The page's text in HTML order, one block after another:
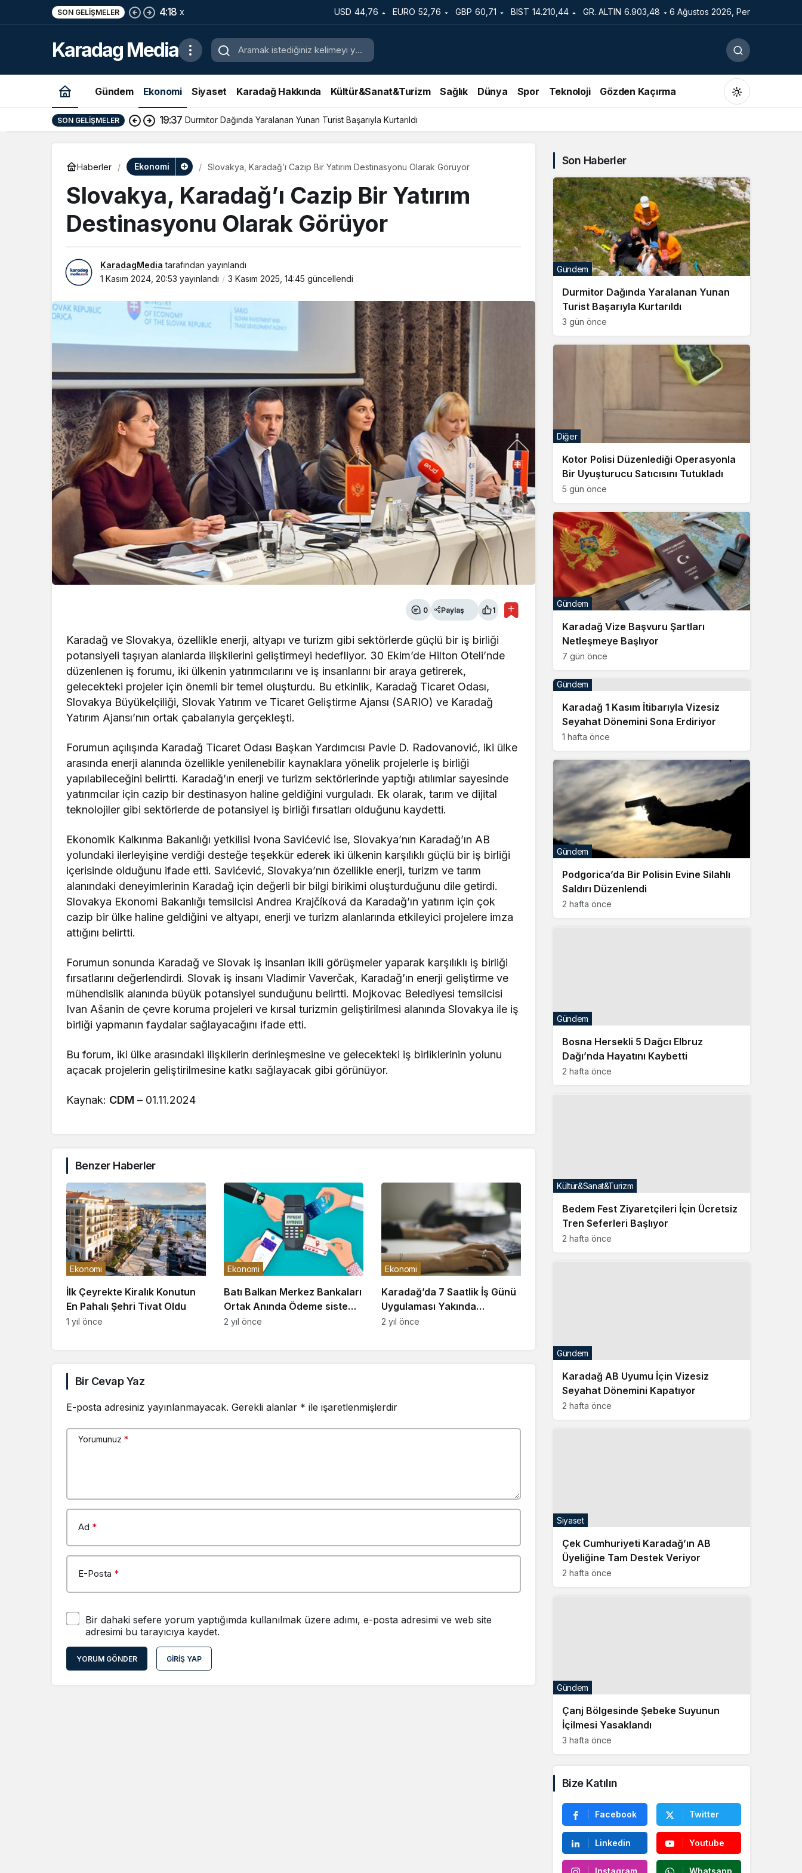
SON GELIŞMELER 4:18 x USD 44,76 EURO 52,76 GBP 60,71 BIST 14.210,44 GR. ALTIN 6.903,48 6 Ağustos 2026, Per
Karadag Media
Gündem Ekonomi Siyaset Karadağ Hakkında Kültür&Sanat&Turizm Sağlık Dünya Spor Teknoloji Gözden Kaçırma
Gündüz Modu
Gündüz modunu seçin.
Gece Modu
Gece modunu seçin.
Sistem modunu seçin.
SON GELIŞMELER 19:37 Durmitor Dağında Yaralanan Yunan Turist Başarıyla Kurtarıldı
Haberler Ekonomi Slovakya, Karadağ’ı Cazip Bir Yatırım Destinasyonu Olarak Görüyor
Slovakya, Karadağ’ı Cazip Bir Yatırım
Destinasyonu Olarak Görüyor
KaradagMedia tarafından yayınlandı
1 Kasım 2024, 20:53 yayınlandı 3 Kasım 2025, 14:45 güncellendi
0 Paylaş 1
Karadağ ve Slovakya, özellikle enerji, altyapı ve turizm gibi sektörlerde güçlü bir iş birliği
potansiyeli taşıyan alanlarda ilişkilerini geliştirmeyi hedefliyor. 30 Ekim’de Hilton Oteli’nde
düzenlenen iş forumu, iki ülkenin yatırımcılarını ve iş insanlarını bir araya getirerek,
gelecekteki projeler için önemli bir temel oluşturdu. Bu etkinlik, Karadağ Ticaret Odası,
Slovakya Büyükelçiliği, Slovak Yatırım ve Ticaret Geliştirme Ajansı (SARIO) ve Karadağ
Yatırım Ajansı’nın ortak çabalarıyla gerçekleşti.
Forumun açılışında Karadağ Ticaret Odası Başkan Yardımcısı Pavle D. Radovanović, iki ülke
arasında enerji alanında özellikle yenilenebilir kaynaklara yönelik projelerle iş birliği
yapılabileceğini belirtti. Karadağ’ın enerji ve turizm sektörlerinde yaptığı atılımlar sayesinde
yatırımcılar için cazip bir destinasyon haline geldiğini vurguladı. Ek olarak, tarım ve dijital
teknolojiler gibi sektörlerde de potansiyel iş birliği fırsatları olduğunu kaydetti.
Ekonomik Kalkınma Bakanlığı yetkilisi Ivona Savićević ise, Slovakya’nın Karadağ’ın AB
yolundaki ilerleyişine verdiği desteğe teşekkür ederek iki ülkenin karşılıklı güçlü bir iş birliği
içerisinde olduğunu ifade etti. Savićević, Slovakya’nın özellikle enerji, turizm ve tarım
alanındaki deneyimlerinin Karadağ için değerli bir bilgi birikimi oluşturduğunu dile getirdi.
Slovakya Ekonomi Bakanlığı temsilcisi Andrea Krajčíková da Karadağ’ın yatırım için çok
cazip bir ülke haline geldiğini ve altyapı, enerji ve turizm alanlarında etkileyici projelere imza
attığını belirtti.
Forumun sonunda Karadağ ve Slovak iş insanları ikili görüşmeler yaparak karşılıklı iş birliği
fırsatlarını değerlendirdi. Slovak iş insanı Vladimir Vaverčak, Karadağ’ın enerji geliştirme ve
mühendislik alanında büyük potansiyel sunduğunu belirtti. Mojkovac Belediyesi temsilcisi
Ivan Ašanin de çevre koruma projeleri ve kırsal turizmin geliştirilmesi alanında Slovakya ile iş
birliği yapmanın faydalar sağlayacağını ifade etti.
Bu forum, iki ülke arasındaki ilişkilerin derinleşmesine ve gelecekteki iş birliklerinin yolunu
açacak projelerin geliştirilmesine katkı sağlayacak gibi görünüyor.
Kaynak: CDM – 01.11.2024
Benzer Haberler
İlk Çeyrekte Kiralık Konutun
En Pahalı Şehri Tivat Oldu
Ekonomi
1 yıl önce
Batı Balkan Merkez Bankaları
Ortak Anında Ödeme sistemi
Oluşturacak
Ekonomi
2 yıl önce
Karadağ’da 7 Saatlik İş Günü
Uygulaması Yakında
Başlayabilir
Ekonomi
2 yıl önce
Bir Cevap Yaz
E-posta adresiniz yayınlanmayacak. Gerekli alanlar * ile işaretlenmişlerdir
Yorumunuz *
Ad *
E-Posta *
Bir dahaki sefere yorum yaptığımda kullanılmak üzere adımı, e-posta adresimi ve web site
adresimi bu tarayıcıya kaydet.
YORUM GÖNDER GIRIŞ YAP
Son Haberler
Durmitor Dağında Yaralanan Yunan
Turist Başarıyla Kurtarıldı
3 gün önce
Gündem
Kotor Polisi Düzenlediği Operasyonla
Bir Uyuşturucu Satıcısını Tutukladı
5 gün önce
Diğer
Karadağ Vize Başvuru Şartları
Netleşmeye Başlıyor
7 gün önce
Gündem
Karadağ 1 Kasım İtibarıyla Vizesiz
Seyahat Dönemini Sona Erdiriyor
1 hafta önce
Gündem
Podgorica’da Bir Polisin Evine Silahlı
Saldırı Düzenlendi
2 hafta önce
Gündem
Bosna Hersekli 5 Dağcı Elbruz
Dağı’nda Hayatını Kaybetti
2 hafta önce
Gündem
Bedem Fest Ziyaretçileri İçin Ücretsiz
Tren Seferleri Başlıyor
2 hafta önce
Kültür&Sanat&Turizm
Karadağ AB Uyumu İçin Vizesiz
Seyahat Dönemini Kapatıyor
2 hafta önce
Gündem
Çek Cumhuriyeti Karadağ’ın AB
Üyeliğine Tam Destek Veriyor
2 hafta önce
Siyaset
Çanj Bölgesinde Şebeke Suyunun
İçilmesi Yasaklandı
3 hafta önce
Gündem
Bize Katılın
Facebook Twitter
Linkedin Youtube